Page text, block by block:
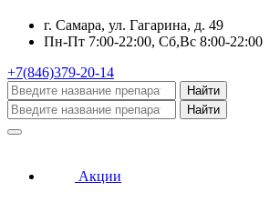
г. Самара, ул. Гагарина, д. 49
Пн-Пт 7:00-22:00, Сб,Вс 8:00-22:00
+7(846)379-20-14
Найти
Найти
Акции